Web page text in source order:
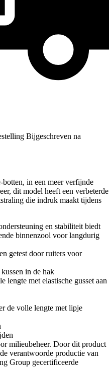
Bijgeschreven na
botten, in een meer verfijnde
dit model heeft een verbeterde
die indruk maakt tijdens
en stabiliteit biedt
binnenzool voor langdurig
getest door ruiters voor
in de hak
lengte met elastische gusset aan
de volle lengte met lipje
milieubeheer. Door dit product
verantwoorde productie van
Group gecertificeerde